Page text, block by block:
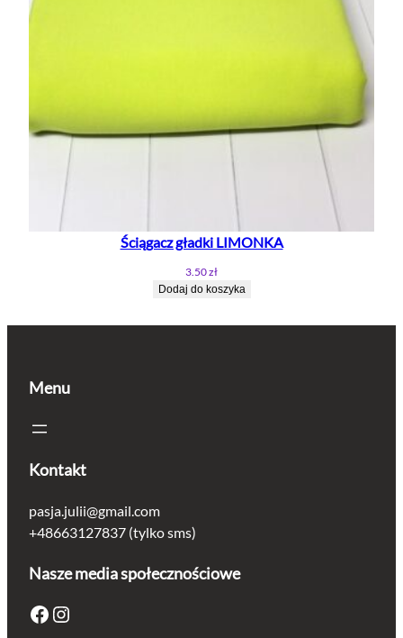
Ściągacz gładki LIMONKA
3.50zł
Dodaj do koszyka
Menu
Kontakt
pasja.julii@gmail.com
+48663127837 (tylko sms)
Nasze media społecznościowe
Facebook Instagram